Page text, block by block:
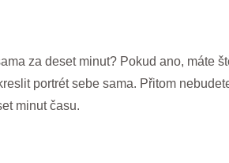
za deset minut? Pokud ano, máte
portrét sebe sama. Přitom
minut času.